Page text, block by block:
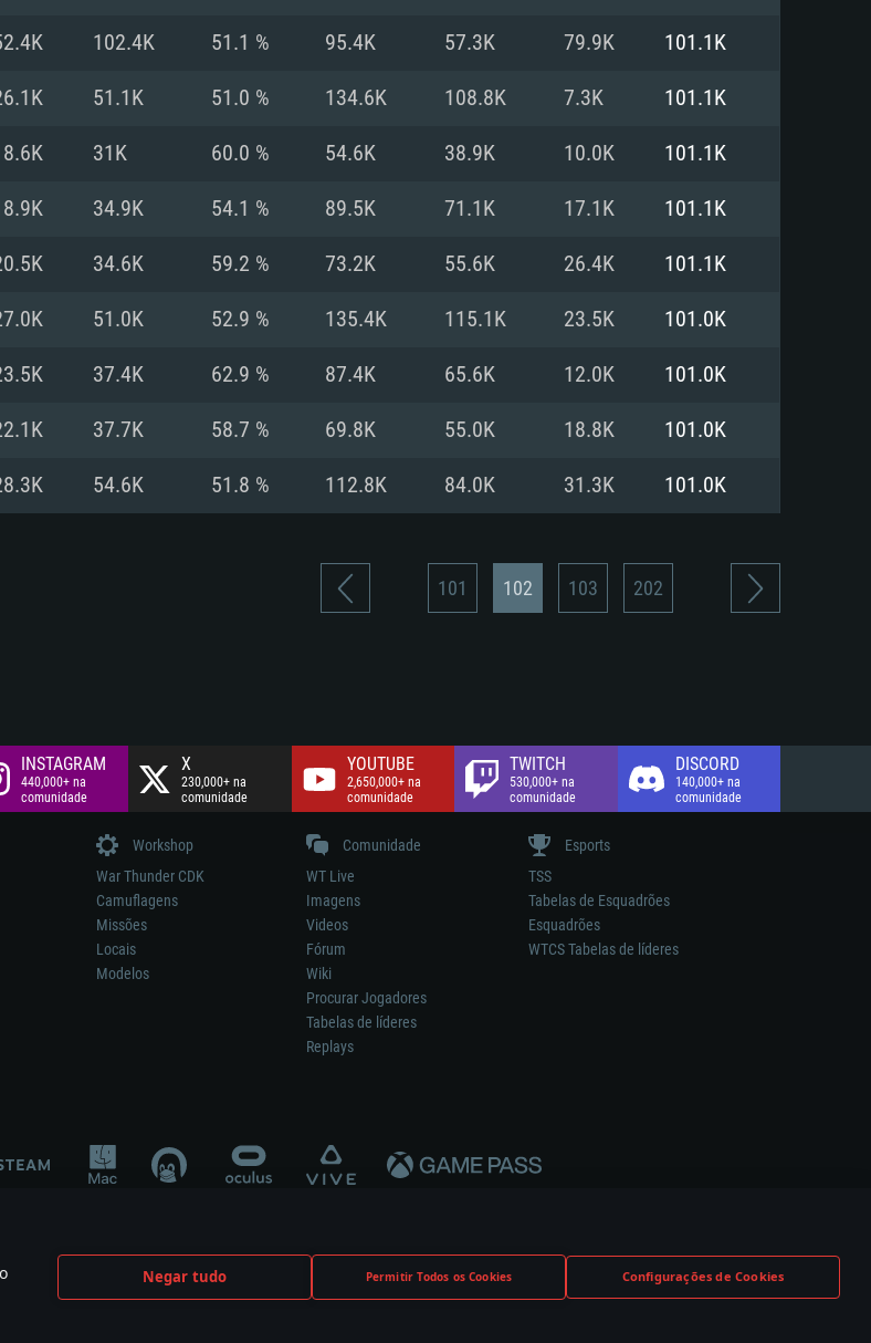
Negar tudo Permitir Todos os Cookies Configurações de Cookies
superior
Memória: 16 GB ou mais
Placa Gráfica: Placa com DirectX 11 ou superior;
Nvidia GeForce 1060 ou superior, Radeon RX 570
mais recente
Processador: Core i7 (Intel Xeon não suportado)
Memória: 8 GB
Placa Gráfica: Radeon Vega II ou superior com
suporte Metal.
Network: Internet de banda larga.
Disco: 60,2 GB
mínima
recentes (não mais de 6 meses) / equivalentes
AMD (Radeon RX 570) com os drivers mais
Vulkan.
Network: Internet de banda larga.
Disco: 60,2 GB
102.4K 51.1 % 95.4K 57.3K 79.9K 101.1K
51.1K 51.0 % 134.6K 108.8K 7.3K 101.1K
31K 60.0 % 54.6K 38.9K 10.0K 101.1K
34.9K 54.1 % 89.5K 71.1K 17.1K 101.1K
34.6K 59.2 % 73.2K 55.6K 26.4K 101.1K
51.0K 52.9 % 135.4K 115.1K 23.5K 101.0K
37.4K 62.9 % 87.4K 65.6K 12.0K 101.0K
37.7K 58.7 % 69.8K 55.0K 18.8K 101.0K
54.6K 51.8 % 112.8K 84.0K 31.3K 101.0K
101 102 103 202
INSTAGRAM
440,000+ na
comunidade
X
230,000+ na
comunidade
YOUTUBE
2,650,000+ na
comunidade
TWITCH
530,000+ na
comunidade
DISCORD
140,000+ na
comunidade
Workshop
War Thunder CDK
Camuflagens
Missões
Locais
Modelos
Comunidade
WT Live
Imagens
Videos
Fórum
Wiki
Procurar Jogadores
Tabelas de líderes
Replays
Esports
TSS
Tabelas de Esquadrões
Esquadrões
WTCS Tabelas de líderes
no desenvolvimento, patrocínio ou aval do respetivo construtor.
of their respective owners.